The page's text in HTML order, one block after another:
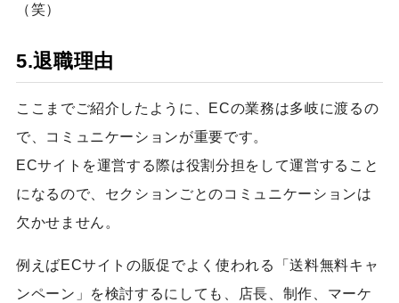
（笑）
5.退職理由
ここまでご紹介したように、ECの業務は多岐に渡るの
で、コミュニケーションが重要です。
ECサイトを運営する際は役割分担をして運営すること
になるので、セクションごとのコミュニケーションは
欠かせません。
例えばECサイトの販促でよく使われる「送料無料キャ
ンペーン」を検討するにしても、店長、制作、マーケ